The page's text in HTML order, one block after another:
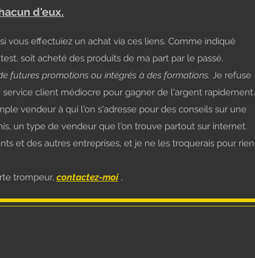
d'eux.
vous effectuiez un achat via ces liens. Comme indiqué
soit acheté des produits de ma part par le passé.
futures promotions ou intégrés à des formations. Je refuse
client médiocre pour gagner de l'argent rapidement.
vendeur à qui l'on s'adresse pour des conseils sur une
un type de vendeur que l'on trouve partout sur internet.
et des autres entreprises, et je ne les troquerais pour rien
trompeur, contactez-moi .